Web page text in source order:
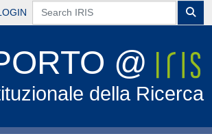
@
della Ricerca